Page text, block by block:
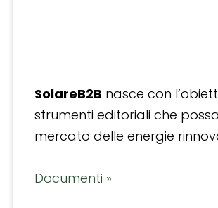
SolareB2B nasce con
strumenti editoriali che
mercato delle energie
Documenti »